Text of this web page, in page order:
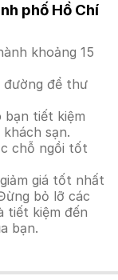
phố Hồ Chí
khoảng 15
đường để thư
bạn tiết kiệm
sạn.
chỗ ngồi tốt
giá tốt nhất
bỏ lỡ các
tiết kiệm đến
bạn.